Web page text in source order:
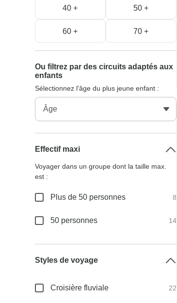
40 + 50 +
60 + 70 +
Ou filtrez par des circuits adaptés aux
enfants
Sélectionnez l'âge du plus jeune enfant :
Effectif maxi
Voyager dans un groupe dont la taille max.
est :
Plus de 50 personnes 8
50 personnes 14
Styles de voyage
Croisière fluviale 22